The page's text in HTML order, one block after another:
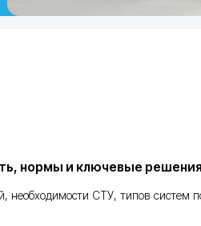
нормы и ключевые
необходимости СТУ, типов систем